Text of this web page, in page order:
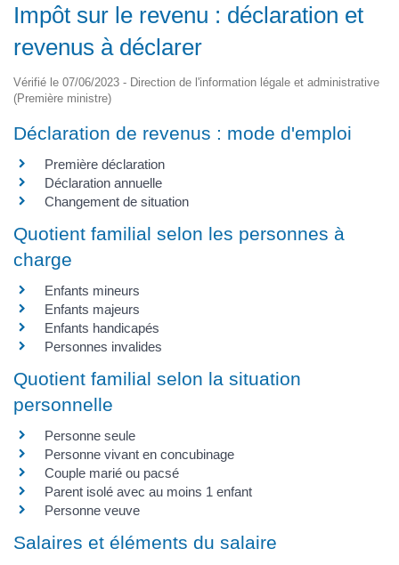
Impôt sur le revenu : déclaration et
revenus à déclarer
Vérifié le 07/06/2023 - Direction de l'information légale et administrative
(Première ministre)
Déclaration de revenus : mode d'emploi
Première déclaration
Déclaration annuelle
Changement de situation
Quotient familial selon les personnes à
charge
Enfants mineurs
Enfants majeurs
Enfants handicapés
Personnes invalides
Quotient familial selon la situation
personnelle
Personne seule
Personne vivant en concubinage
Couple marié ou pacsé
Parent isolé avec au moins 1 enfant
Personne veuve
Salaires et éléments du salaire